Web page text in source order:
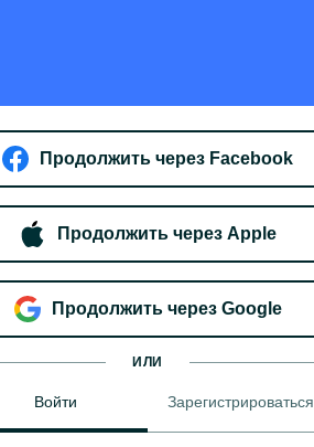
Продолжить через Facebook
Продолжить через Apple
Продолжить через Google
ИЛИ
Войти Зарегистрироваться